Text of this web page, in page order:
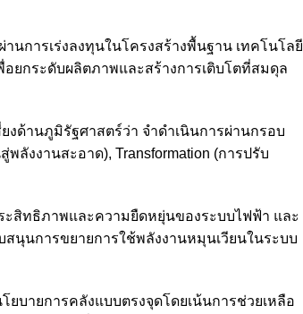
นการเร่งลงทุนในโครงสร้างพื้นฐาน เทคโนโลยี
ยกระดับผลิตภาพและสร้างการเติบโตที่สมดุล
ด้านภูมิรัฐศาสตร์ว่า จำดำเนินการผ่านกรอบ
พลังงานสะอาด), Transformation (การปรับ
ระสิทธิภาพและความยืดหยุ่นของระบบไฟฟ้า และ
สนุนการขยายการใช้พลังงานหมุนเวียนในระบบ
ยบายการคลังแบบตรงจุดโดยเน้นการช่วยเหลือ